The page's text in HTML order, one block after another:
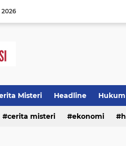
2026
Misteri Headline
Seputar Daerah TNI &
cerita misteri ekonomi